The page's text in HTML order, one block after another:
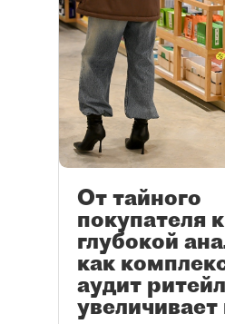
От тайного
покупателя к
глубокой
как
аудит